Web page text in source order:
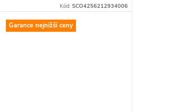
lepší volba než elektrokolo Sub Tour
Kód: SCO4256212934006
Garance nejnižší ceny